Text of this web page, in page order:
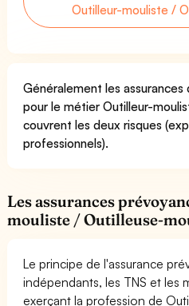
Outilleur-mouliste /
Généralement les
pour le métier Outilleur-
couvrent les deux risques
professionnels).
Les assurances
mouliste / Outilleuse-
Le principe de l'assurance
indépendants, les TNS et les
exerçant la profession de